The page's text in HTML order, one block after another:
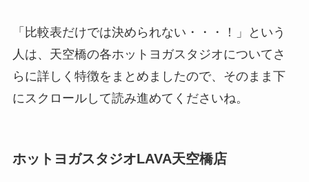
「比較表だけでは決められない・・・！」という
人は、天空橋の各ホットヨガスタジオについてさ
らに詳しく特徴をまとめましたので、そのまま下
にスクロールして読み進めてくださいね。
ホットヨガスタジオLAVA天空橋店